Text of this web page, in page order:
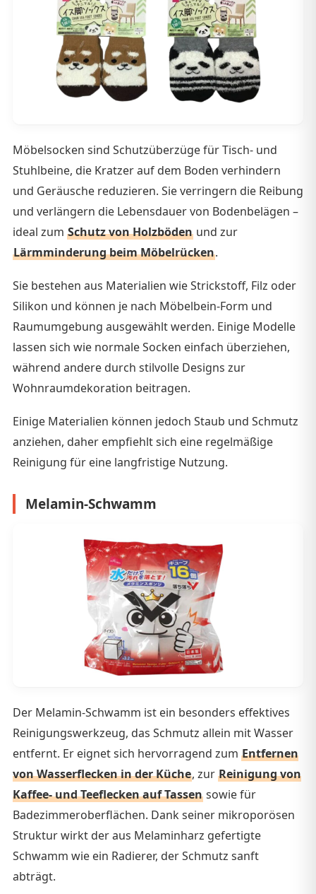
Möbelsocken sind Schutzüberzüge für Tisch- und
Stuhlbeine, die Kratzer auf dem Boden verhindern
und Geräusche reduzieren. Sie verringern die Reibung
und verlängern die Lebensdauer von Bodenbelägen –
ideal zum Schutz von Holzböden und zur
Lärmminderung beim Möbelrücken.
Sie bestehen aus Materialien wie Strickstoff, Filz oder
Silikon und können je nach Möbelbein-Form und
Raumumgebung ausgewählt werden. Einige Modelle
lassen sich wie normale Socken einfach überziehen,
während andere durch stilvolle Designs zur
Wohnraumdekoration beitragen.
Einige Materialien können jedoch Staub und Schmutz
anziehen, daher empfiehlt sich eine regelmäßige
Reinigung für eine langfristige Nutzung.
Melamin-Schwamm
Der Melamin-Schwamm ist ein besonders effektives
Reinigungswerkzeug, das Schmutz allein mit Wasser
entfernt. Er eignet sich hervorragend zum Entfernen
von Wasserflecken in der Küche, zur Reinigung von
Kaffee- und Teeflecken auf Tassen sowie für
Badezimmeroberflächen. Dank seiner mikroporösen
Struktur wirkt der aus Melaminharz gefertigte
Schwamm wie ein Radierer, der Schmutz sanft
abträgt.